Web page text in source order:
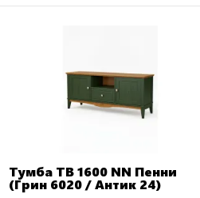
Тумба ТВ 1600 NN Пенни
(Грин 6020 / Антик 24)